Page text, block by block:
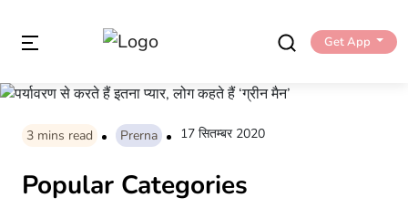
Get App
3 mins read Prerna 17 सितम्बर 2020
Popular Categories